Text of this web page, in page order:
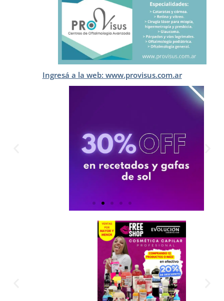
Ingresá a la web: www.provisus.com.ar